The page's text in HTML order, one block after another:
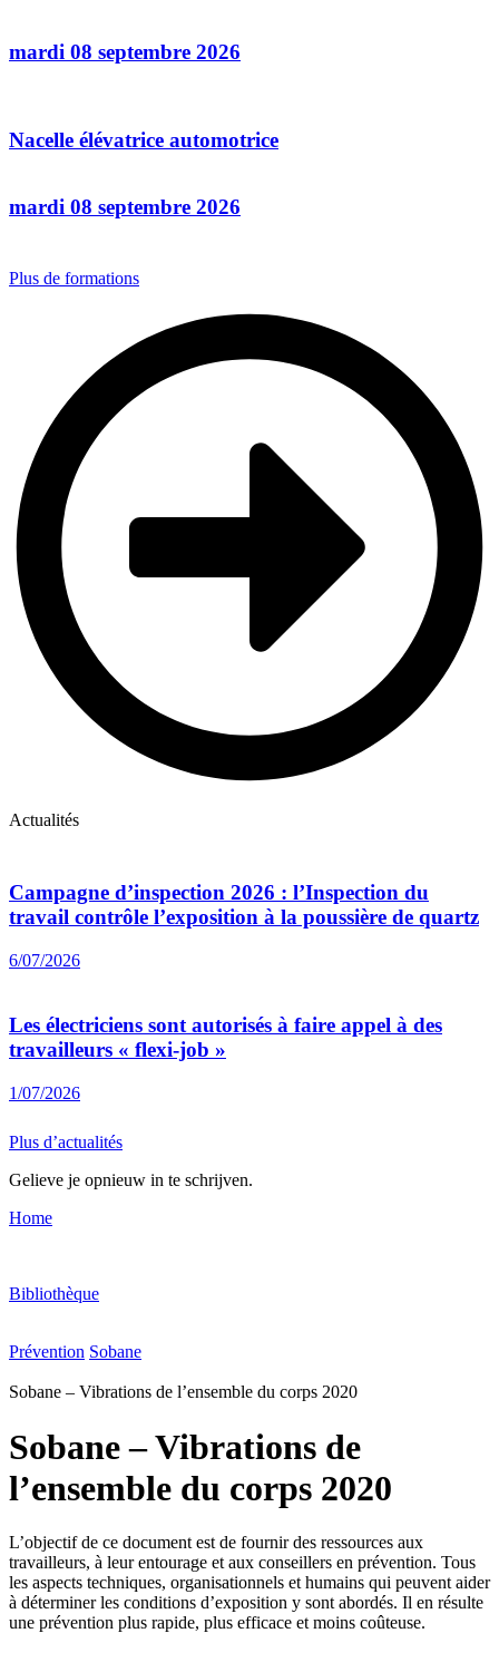
mardi 08 septembre 2026
Nacelle élévatrice automotrice
mardi 08 septembre 2026
Plus de formations
Actualités
Campagne d’inspection 2026 : l’Inspection du
travail contrôle l’exposition à la poussière de quartz
6/07/2026
Les électriciens sont autorisés à faire appel à des
travailleurs « flexi-job »
1/07/2026
Plus d’actualités
Gelieve je opnieuw in te schrijven.
Home
Bibliothèque
Prévention Sobane
Sobane – Vibrations de l’ensemble du corps 2020
Sobane – Vibrations de
l’ensemble du corps 2020
L’objectif de ce document est de fournir des ressources aux
travailleurs, à leur entourage et aux conseillers en prévention. Tous
les aspects techniques, organisationnels et humains qui peuvent aider
à déterminer les conditions d’exposition y sont abordés. Il en résulte
une prévention plus rapide, plus efficace et moins coûteuse.